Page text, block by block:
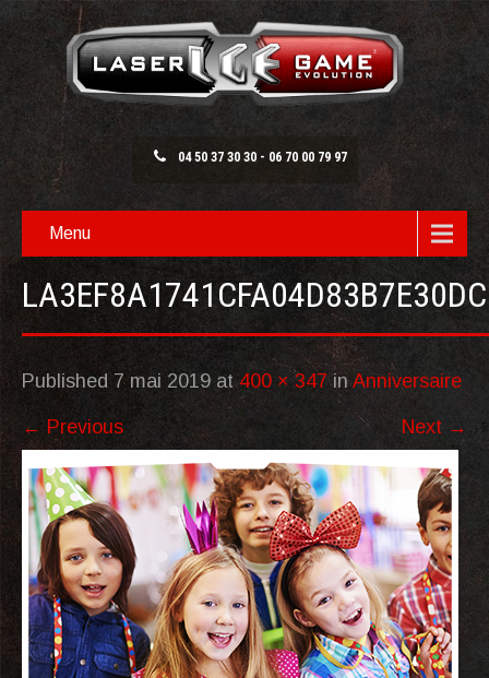
04 50 37 30 30 - 06 70 00 79 97
Menu
Published 7 mai 2019 at400 × 347 inAnniversaire
← Previous Next →